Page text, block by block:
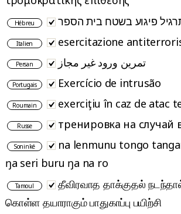
Hébreu פיגוע בשטח בית הספר
Italien esercitazione
Persan تمرین ورود غیر مجاز
Portugais Exercício de intrusão
Roumain exerciţiu în caz de atac
Russe тренировка на случай
Soninké
na lenmunu tongo
ŋa seri buru ŋa na ro
Tamoul
தீவிரவாத தாக்குதல்
கொள்ள தயாராகும் பாதுகாப்பு பயிற்சி